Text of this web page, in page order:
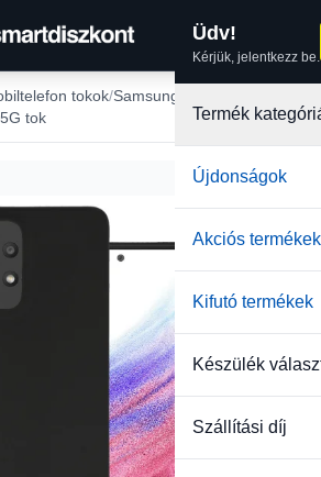
Üdv!
Kérjük, jelentkezz be.
Termék
Újdonságok
Akciós termékek
Kifutó termékek
Készülék
Szállítási díj
tokok Samsung tokok
tok